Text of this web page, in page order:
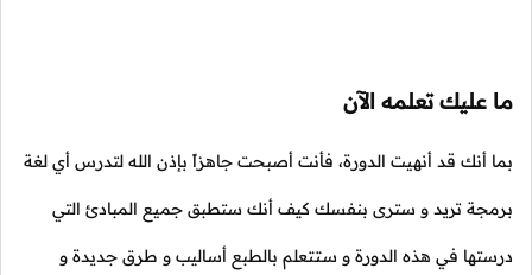
ما عليك تعلمه الآن
بما أنك قد أنهيت الدورة، فأنت أصبحت جاهزاً بإذن الله لتدرس أي لغة
برمجة تريد و سترى بنفسك كيف أنك ستطبق جميع المبادئ التي
درستها في هذه الدورة و ستتعلم بالطبع أساليب و طرق جديدة و